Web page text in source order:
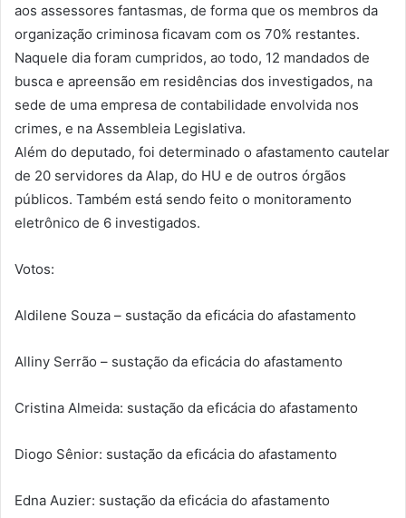
aos assessores fantasmas, de forma que os membros da
organização criminosa ficavam com os 70% restantes.
Naquele dia foram cumpridos, ao todo, 12 mandados de
busca e apreensão em residências dos investigados, na
sede de uma empresa de contabilidade envolvida nos
crimes, e na Assembleia Legislativa.
Além do deputado, foi determinado o afastamento cautelar
de 20 servidores da Alap, do HU e de outros órgãos
públicos. Também está sendo feito o monitoramento
eletrônico de 6 investigados.
Votos:
Aldilene Souza – sustação da eficácia do afastamento
Alliny Serrão – sustação da eficácia do afastamento
Cristina Almeida: sustação da eficácia do afastamento
Diogo Sênior: sustação da eficácia do afastamento
Edna Auzier: sustação da eficácia do afastamento